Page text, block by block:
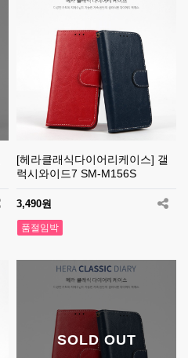
[헤라클래식다이어리케이스] 갤
럭시와이드7 SM-M156S
3,490원
품절임박
SOLD OUT